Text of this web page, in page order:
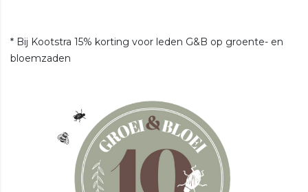
* Bij Kootstra 15% korting voor leden G&B op groente- en
bloemzaden